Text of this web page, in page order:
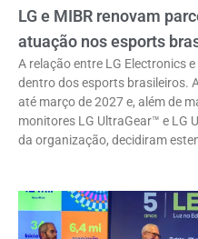
LG e MIBR renovam
atuação nos esports
A relação entre LG Electronics
dentro dos esports brasileiros.
até março de 2027 e, além de
monitores LG UltraGear™ e LG
da organização, decidiram